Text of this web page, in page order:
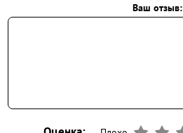
Ваш отзыв: